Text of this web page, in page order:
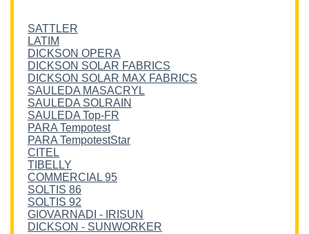
SATTLER
LATIM
DICKSON OPERA
DICKSON SOLAR FABRICS
DICKSON SOLAR MAX FABRICS
SAULEDA MASACRYL
SAULEDA SOLRAIN
SAULEDA Top-FR
PARA Tempotest
PARA TempotestStar
CITEL
TIBELLY
COMMERCIAL 95
SOLTIS 86
SOLTIS 92
GIOVARNADI - IRISUN
DICKSON - SUNWORKER